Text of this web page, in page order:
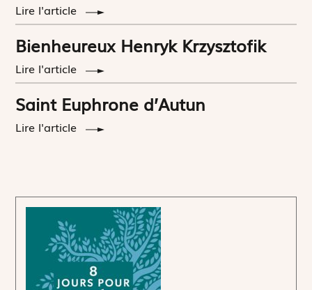
Lire l'article
Bienheureux Henryk Krzysztofik
Lire l'article
Saint Euphrone d’Autun
Lire l'article